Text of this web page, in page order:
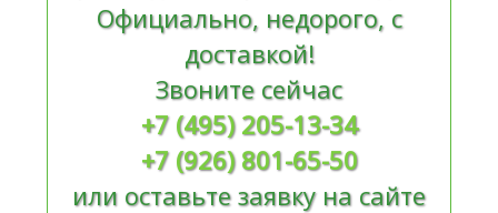
Официально, недорого, с
доставкой!
Звоните сейчас
+7 (495) 205-13-34
+7 (926) 801-65-50
или оставьте заявку на сайте